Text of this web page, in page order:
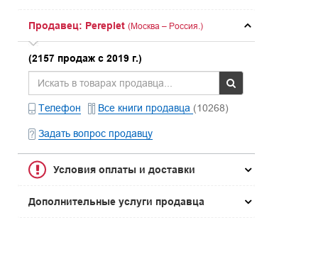
Продавец: Pereplet (Москва – Россия.)
(2157 продаж с 2019 г.)
Телефон Все книги продавца (10268)
Задать вопрос продавцу
Условия оплаты и доставки
Дополнительные услуги продавца